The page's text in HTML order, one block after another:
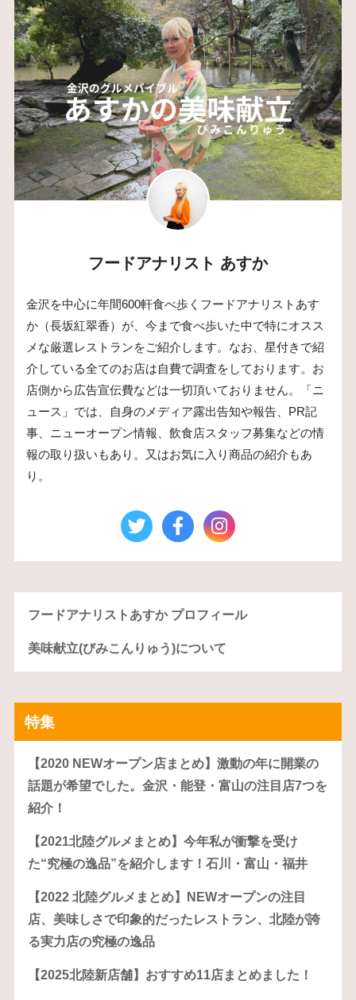
フードアナリスト あすか
金沢を中心に年間600軒食べ歩くフードアナリストあす
か（長坂紅翠香）が、今まで食べ歩いた中で特にオスス
メな厳選レストランをご紹介します。なお、星付きで紹
介している全てのお店は自費で調査をしております。お
店側から広告宣伝費などは一切頂いておりません。「ニ
ュース」では、自身のメディア露出告知や報告、PR記
事、ニューオープン情報、飲食店スタッフ募集などの情
報の取り扱いもあり。又はお気に入り商品の紹介もあ
り。
フードアナリストあすか プロフィール
美味献立(びみこんりゅう)について
特集
【2020 NEWオープン店まとめ】激動の年に開業の
話題が希望でした。金沢・能登・富山の注目店7つを
紹介！
【2021北陸グルメまとめ】今年私が衝撃を受け
た“究極の逸品”を紹介します！石川・富山・福井
【2022 北陸グルメまとめ】NEWオープンの注目
店、美味しさで印象的だったレストラン、北陸が誇
る実力店の究極の逸品
【2025北陸新店舗】おすすめ11店まとめました！